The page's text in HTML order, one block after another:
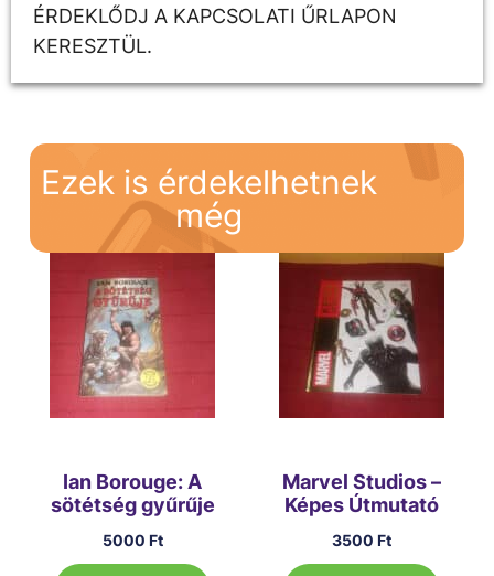
ÉRDEKLŐDJ A KAPCSOLATI ŰRLAPON
KERESZTÜL.
Ezek is érdekelhetnek
még
Ian Borouge: A
sötétség gyűrűje
5000 Ft
Marvel Studios –
Képes Útmutató
3500 Ft